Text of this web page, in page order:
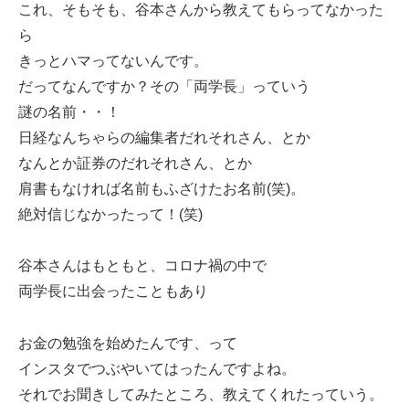
これ、そもそも、谷本さんから教えてもらってなかった
ら
きっとハマってないんです。
だってなんですか？その「両学長」っていう
謎の名前・・！
日経なんちゃらの編集者だれそれさん、とか
なんとか証券のだれそれさん、とか
肩書もなければ名前もふざけたお名前(笑)。
絶対信じなかったって！(笑)
谷本さんはもともと、コロナ禍の中で
両学長に出会ったこともあり
お金の勉強を始めたんです、って
インスタでつぶやいてはったんですよね。
それでお聞きしてみたところ、教えてくれたっていう。